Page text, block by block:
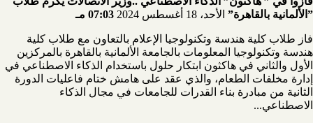
”الألمانية بالقاهرة” الأحد، 18 أغسطس 2024 07:03 مـ
فاز طلاب كلية هندسة وتكنولوجيا الإعلام بالتعاون مع طلاب كلية
هندسة وتكنولوجيا المعلومات بالجامعة الألمانية بالقاهرة بالمركزين
الأول والثاني في هاكثون ابتكار حلول باستخدام الذكاء الاصطناعي في
إدارة مخلفات الطعام، والذي عقد على هامش ختام فاعليات الدورة
الثانية من مبادرة بناء القدرات للجامعات في مجال الذكاء
الاصطناعي...